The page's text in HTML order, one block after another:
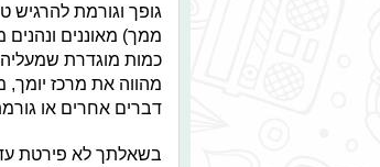
גופך וגורמת להרגיש
ממך) מאוננים ונהנים
כמות מוגדרת
מהווה את מרכז
דברים אחרים או
בשאלתך לא פירטת